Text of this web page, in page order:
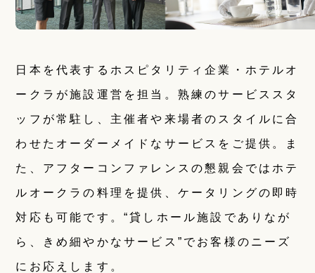
日本を代表するホスピタリティ企業・ホテルオ
ークラが施設運営を担当。熟練のサービススタ
ッフが常駐し、主催者や来場者のスタイルに合
わせたオーダーメイドなサービスをご提供。ま
た、アフターコンファレンスの懇親会ではホテ
ルオークラの料理を提供、ケータリングの即時
対応も可能です。“貸しホール施設でありなが
ら、きめ細やかなサービス”でお客様のニーズ
にお応えします。